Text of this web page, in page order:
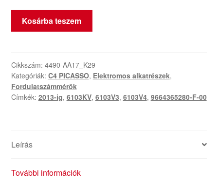
Tachométer
Citroën
9664365280-
F-
00
mennyiség
Kosárba teszem
Cikkszám: 4490-AA17_K29
Kategóriák: C4 PICASSO, Elektromos alkatrészek,
Fordulatszámmérők
Címkék: 2013-ig, 6103KV, 6103V3, 6103V4, 9664365280-F-00
Leírás
További információk